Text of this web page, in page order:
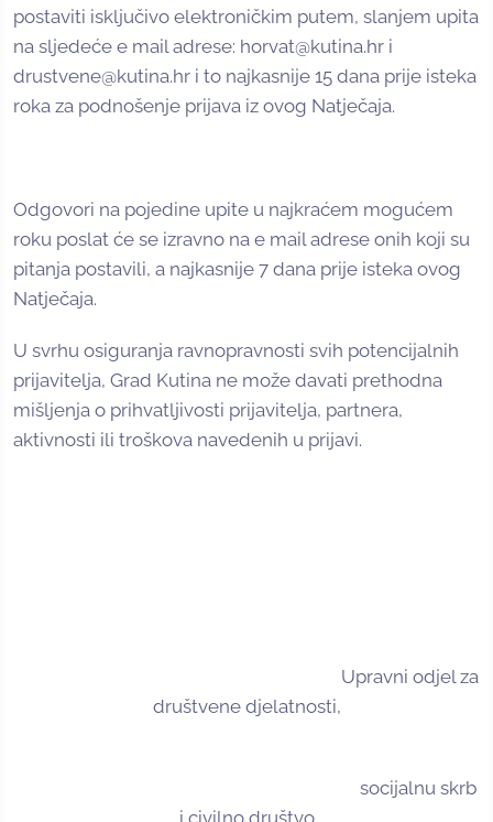
postaviti isključivo elektroničkim putem, slanjem upita
na sljedeće e mail adrese: horvat@kutina.hr i
drustvene@kutina.hr i to najkasnije 15 dana prije isteka
roka za podnošenje prijava iz ovog Natječaja.
Odgovori na pojedine upite u najkraćem mogućem
roku poslat će se izravno na e mail adrese onih koji su
pitanja postavili, a najkasnije 7 dana prije isteka ovog
Natječaja.
U svrhu osiguranja ravnopravnosti svih potencijalnih
prijavitelja, Grad Kutina ne može davati prethodna
mišljenja o prihvatljivosti prijavitelja, partnera,
aktivnosti ili troškova navedenih u prijavi.
Upravni odjel za
društvene djelatnosti,
socijalnu skrb